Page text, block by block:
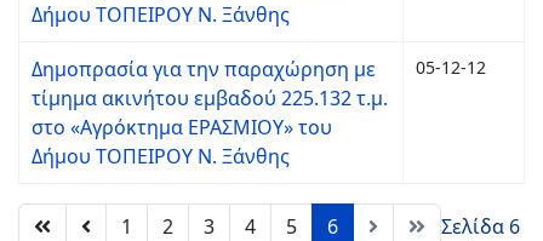
Δήμου ΤΟΠΕΙΡΟΥ Ν. Ξάνθης
Δημοπρασία για την παραχώρηση με
τίμημα ακινήτου εμβαδού 225.132 τ.μ.
στο «Αγρόκτημα ΕΡΑΣΜΙΟΥ» του
Δήμου ΤΟΠΕΙΡΟΥ Ν. Ξάνθης
05-12-12
1 2 3 4 5 6
Σελίδα 6